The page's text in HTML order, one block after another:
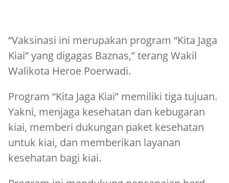
“Vaksinasi ini merupakan program “Kita Jaga
Kiai” yang digagas Baznas,” terang Wakil
Walikota Heroe Poerwadi.
Program “Kita Jaga Kiai” memiliki tiga tujuan.
Yakni, menjaga kesehatan dan kebugaran
kiai, memberi dukungan paket kesehatan
untuk kiai, dan memberikan layanan
kesehatan bagi kiai.